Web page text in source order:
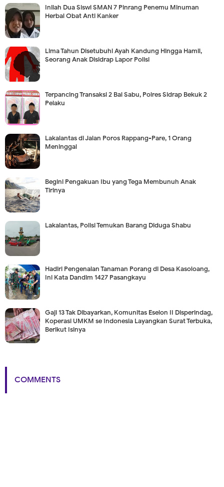
Inilah Dua Siswi SMAN 7 Pinrang Penemu Minuman
Herbal Obat Anti Kanker
Lima Tahun Disetubuhi Ayah Kandung Hingga Hamil,
Seorang Anak Disidrap Lapor Polisi
Terpancing Transaksi 2 Bal Sabu, Polres Sidrap Bekuk 2
Pelaku
Lakalantas di Jalan Poros Rappang-Pare, 1 Orang
Meninggal
Begini Pengakuan Ibu yang Tega Membunuh Anak
Tirinya
Lakalantas, Polisi Temukan Barang Diduga Shabu
Hadiri Pengenalan Tanaman Porang di Desa Kasoloang,
Ini Kata Dandim 1427 Pasangkayu
Gaji 13 Tak Dibayarkan, Komunitas Eselon II Disperindag,
Koperasi UMKM se Indonesia Layangkan Surat Terbuka,
Berikut Isinya
COMMENTS